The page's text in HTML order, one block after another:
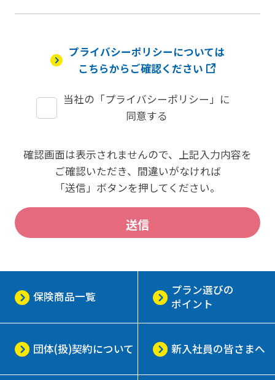
プライバシーポリシーについては
こちらからご確認ください
当社の「プライバシーポリシー」に
同意する
確認画面は表示されませんので、上記入力内容を
ご確認いただき、 間違いがなければ
「送信」ボタンを押してください。
保険商品一覧
プラン選びの
ポイント
団体(扱)契約について 新入社員の皆さまへ